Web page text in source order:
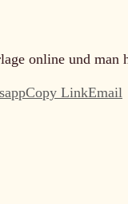
online und
Copy LinkEmail